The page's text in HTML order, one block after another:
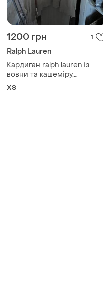
Кардиган ralph lauren із
вовни та кашеміру,
бежевий. xs
ХS